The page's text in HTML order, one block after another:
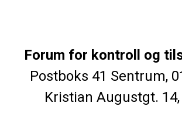
Forum for kontroll og
Postboks 41 Sentrum,
Kristian Augustgt.